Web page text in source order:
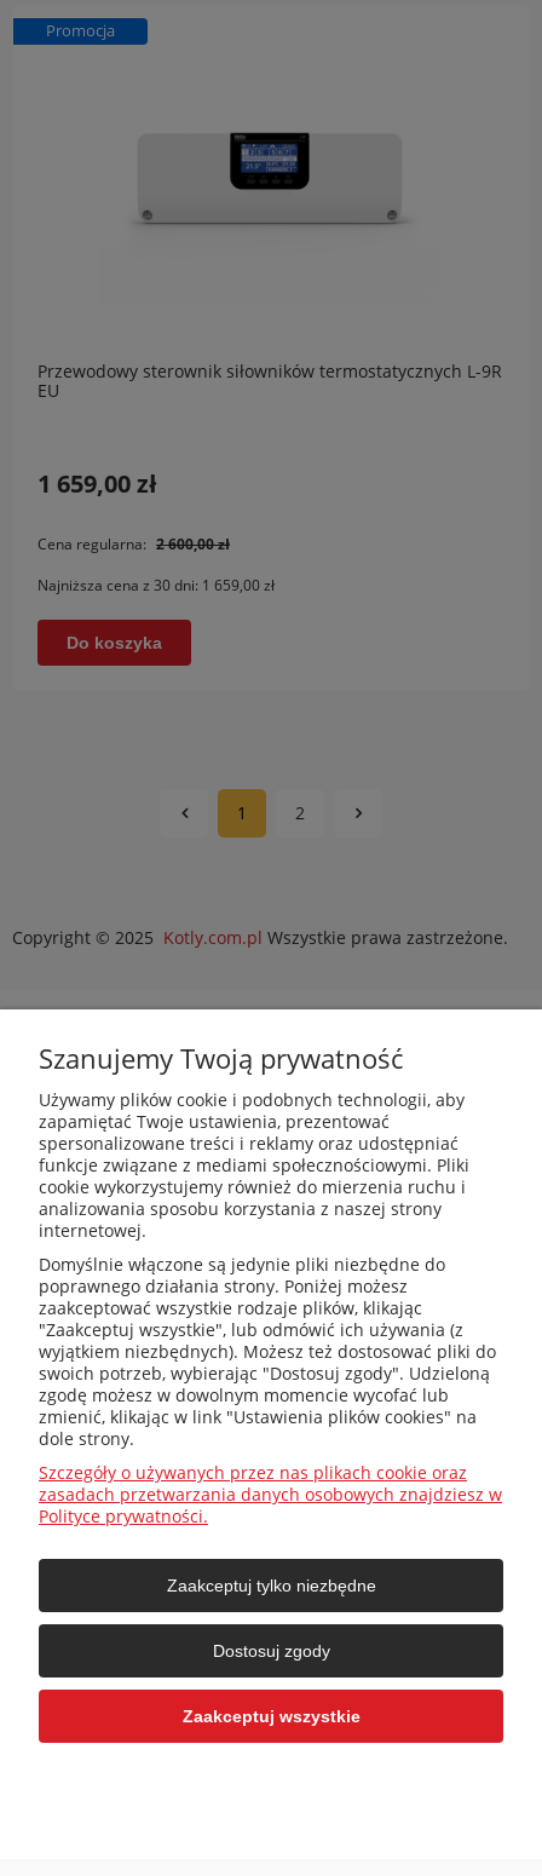
Przewodowy sterownik siłowników termostatycznych L-9R
EU
1 659,00 zł
Cena regularna: 2 600,00 zł
Najniższa cena z 30 dni: 1 659,00 zł
Do koszyka
Promocja
1 2
Copyright © 2025 Kotly.com.pl Wszystkie prawa zastrzeżone.
ul. Rudzka 107, 47-400
Racibórz
kotly@kotly.com.pl
+48 32 419 01 20
+48 32 415 31 65
Przed zakupem
Szanujemy Twoją prywatność
Używamy plików cookie i podobnych technologii, aby
zapamiętać Twoje ustawienia, prezentować
spersonalizowane treści i reklamy oraz udostępniać
funkcje związane z mediami społecznościowymi. Pliki
cookie wykorzystujemy również do mierzenia ruchu i
analizowania sposobu korzystania z naszej strony
internetowej.
Domyślnie włączone są jedynie pliki niezbędne do
poprawnego działania strony. Poniżej możesz
zaakceptować wszystkie rodzaje plików, klikając
"Zaakceptuj wszystkie", lub odmówić ich używania (z
wyjątkiem niezbędnych). Możesz też dostosować pliki do
swoich potrzeb, wybierając "Dostosuj zgody". Udzieloną
zgodę możesz w dowolnym momencie wycofać lub
zmienić, klikając w link "Ustawienia plików cookies" na
dole strony.
Szczegóły o używanych przez nas plikach cookie oraz
zasadach przetwarzania danych osobowych znajdziesz w
Polityce prywatności.
Zaakceptuj tylko niezbędne
Dostosuj zgody
Zaakceptuj wszystkie